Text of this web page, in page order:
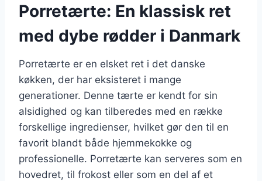
Porretærte: En klassisk ret
med dybe rødder i Danmark
Porretærte er en elsket ret i det danske
køkken, der har eksisteret i mange
generationer. Denne tærte er kendt for sin
alsidighed og kan tilberedes med en række
forskellige ingredienser, hvilket gør den til en
favorit blandt både hjemmekokke og
professionelle. Porretærte kan serveres som en
hovedret, til frokost eller som en del af et